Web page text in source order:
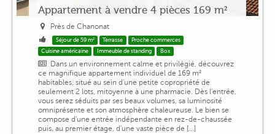
Appartement à vendre 4 pièces 169 m²
Près de Chanonat
Séjour de 59 m² Terrasse
Proche commerces
Cuisine américaine
Immeuble de standing Box
Dans un environnement calme et privilégié, découvrez
ce magnifique appartement individuel de 169 m²
habitables, situé au sein d'une petite copropriété de
seulement 2 lots, mitoyenne à une pharmacie. Dès l'entrée,
vous serez séduits par ses beaux volumes, sa luminosité
omniprésente et son atmosphère chaleureuse. Le bien se
compose d'une entrée indépendante en rez-de-chaussée
puis, au premier étage, d'une vaste pièce de [...]